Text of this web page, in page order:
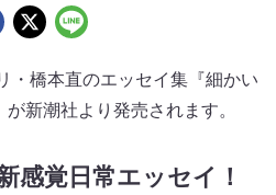
・橋本直のエッセイ集『細かい
新潮社より発売されます。
感覚日常エッセイ！